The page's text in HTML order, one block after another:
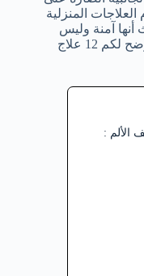
المنزلية
أنها آمنة وليس
لها آثار سلبية ضارة . ففي هذة المقالة سنوضح لكم 12 علاج